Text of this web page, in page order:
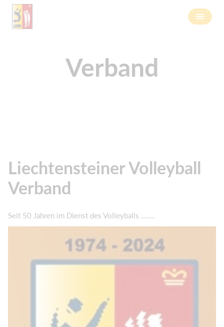
Verband
Liechtensteiner Volleyball
Verband
Seit 50 Jahren im Dienst des Volleyballs .......